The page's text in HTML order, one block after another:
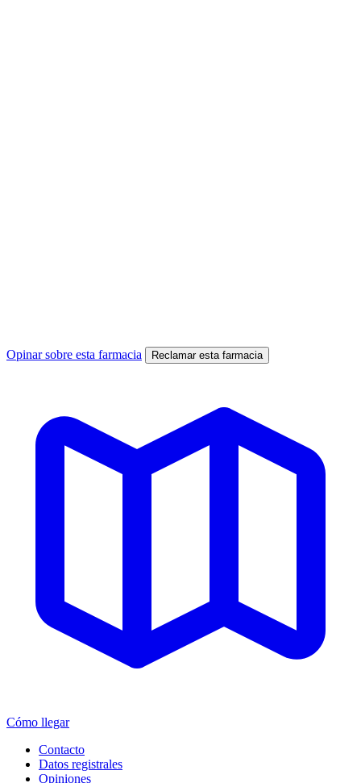
Opinar sobre esta farmacia Reclamar esta farmacia
Cómo llegar
Contacto
Datos registrales
Opiniones